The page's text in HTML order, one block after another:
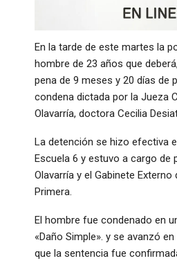
En la tarde de este martes la
hombre de 23 años que
pena de 9 meses y 20 días de
condena dictada por la Jueza
Olavarría, doctora Cecilia
La detención se hizo efectiva
Escuela 6 y estuvo a cargo de
Olavarría y el Gabinete
Primera.
El hombre fue condenado en
«Daño Simple». y se avanzó
que la sentencia fue